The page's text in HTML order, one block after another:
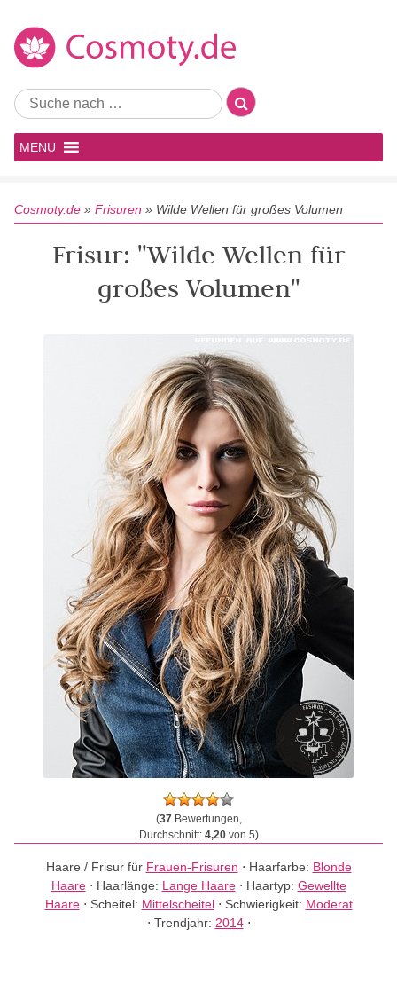
MENU
Cosmoty.de » Frisuren » Wilde Wellen für großes Volumen
Frisur: "Wilde Wellen für
großes Volumen"
(37Bewertungen,
Durchschnitt: 4,20von 5)
Haare / Frisur für Frauen-Frisuren ⋅ Haarfarbe: Blonde
Haare⋅ Haarlänge: Lange Haare⋅ Haartyp: Gewellte
Haare⋅ Scheitel: Mittelscheitel⋅ Schwierigkeit: Moderat
⋅ Trendjahr: 2014⋅